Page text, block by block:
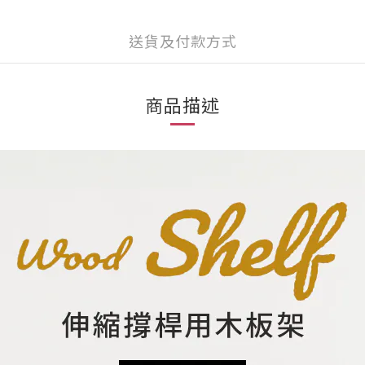
送貨及付款方式
商品描述